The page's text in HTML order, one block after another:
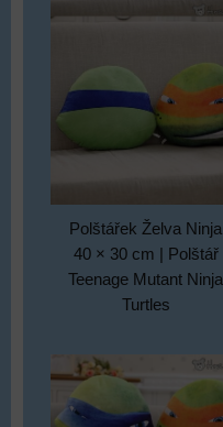
Polštářek Želva Ninja
40 × 30 cm | Polštář
Teenage Mutant Ninja
Turtles